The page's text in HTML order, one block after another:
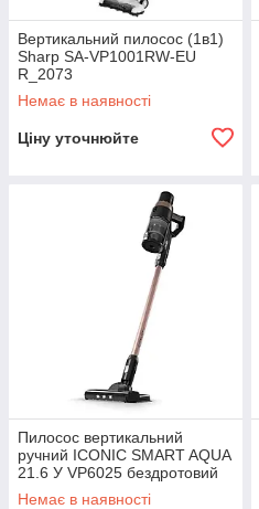
Вертикальний пилосос (1в1)
Sharp SA-VP1001RW-EU
R_2073
Немає в наявності
Ціну уточнюйте
Пилосос вертикальний
ручний ICONIC SMART AQUA
21.6 У VP6025 бездротовий
2в1 швабра R_2493
Немає в наявності